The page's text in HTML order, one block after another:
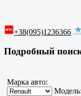
+38(095)1236366
Подробный
Марка авто:
Модель: